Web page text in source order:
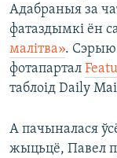
Адабраныя за
фатаздымкі ён
малітва». Сэрыю
фотапартал
таблоід Daily
А пачыналася
жыцьцё, Павел